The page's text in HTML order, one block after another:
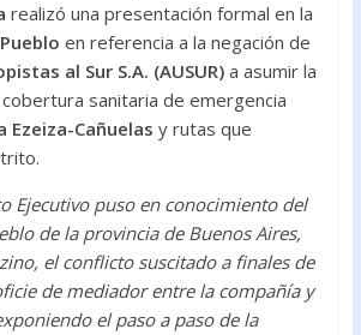
realizó una presentación formal en la
en referencia a la negación de
al Sur S.A. (AUSUR)a asumir la
sanitaria de emergencia
Ezeiza-Cañuelas y rutas que
Ejecutivo puso en conocimiento del
de la provincia de Buenos Aires,
el conflicto suscitado a finales de
de mediador entre la compañía y
el paso a paso de la